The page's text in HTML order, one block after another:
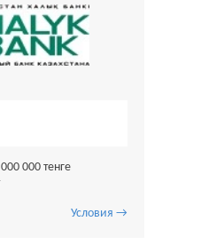
000 тенге
Условия →